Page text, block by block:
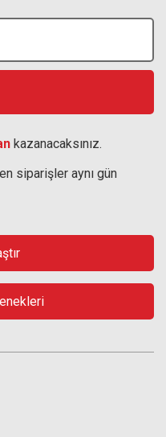
kazanacaksınız.
siparişler aynı gün